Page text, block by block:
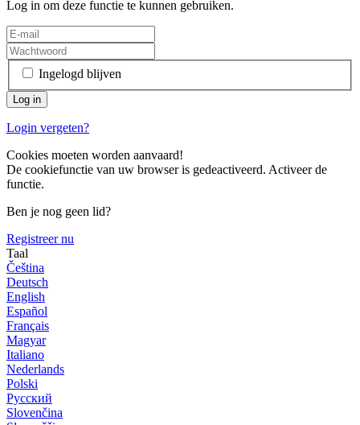
Log in om deze functie te kunnen gebruiken.
Ingelogd blijven
Login vergeten?
Cookies moeten worden aanvaard!
De cookiefunctie van uw browser is gedeactiveerd. Activeer de
functie.
Ben je nog geen lid?
Registreer nu
Taal
Čeština
Deutsch
English
Español
Français
Magyar
Italiano
Nederlands
Polski
Русский
Slovenčina